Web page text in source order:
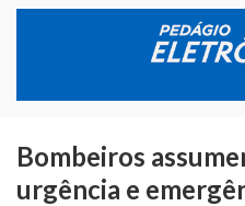
Bombeiros
urgência e